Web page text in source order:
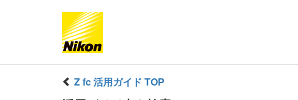
Z fc 活用ガイド TOP